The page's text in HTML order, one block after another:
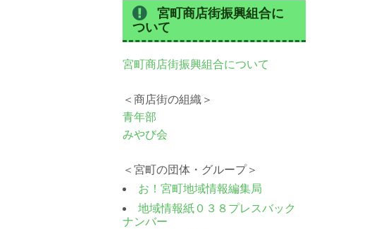
宮町商店街振興組合に
ついて
宮町商店街振興組合について
＜商店街の組織＞
青年部
みやび会
＜宮町の団体・グループ＞
お！宮町地域情報編集局
地域情報紙０３８プレスバック
ナンバー